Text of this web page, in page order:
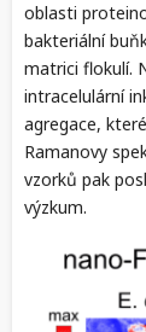
oblasti
bakteriální
matrici flokulí.
intracelulární
agregace,
Ramanovy
vzorků pak
výzkum.